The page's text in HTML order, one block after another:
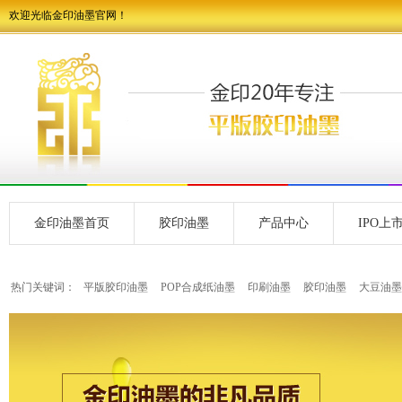
欢迎光临金印油墨官网！
金印油墨首页 胶印油墨 产品中心 IPO上
热门关键词： 平版胶印油墨 POP合成纸油墨 印刷油墨 胶印油墨 大豆油墨